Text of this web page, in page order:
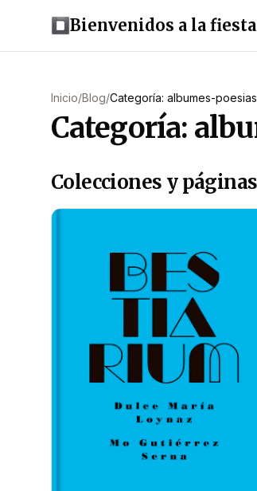
Bienvenidos a la fiesta
Inicio/Blog/Categoría: albumes-
Categoría:
Colecciones y